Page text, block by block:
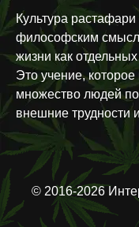
Культура растафари
философским
жизни как
Это учение,
множество людей
внешние трудности
© 2016-2026